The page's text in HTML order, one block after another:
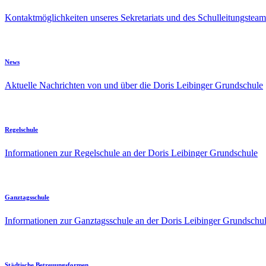
Kontaktmöglichkeiten unseres Sekretariats und des
News
Aktuelle Nachrichten von und über die Doris Leibinger Grundschule
Regelschule
Informationen zur Regelschule an der Doris Leibinger Grundschule
Ganztagsschule
Informationen zur Ganztagsschule an der Doris Leibinger